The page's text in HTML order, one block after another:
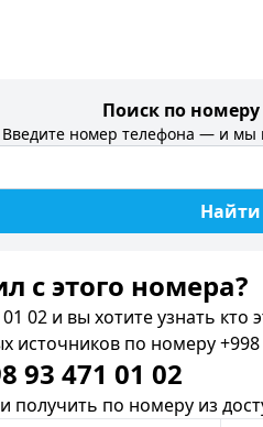
Поиск по
Введите номер телефона — и мы
Найти
c этого номера?
02 и вы хотите узнать кто
по номеру +998
93 471 01 02
по номеру из